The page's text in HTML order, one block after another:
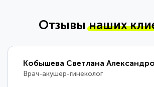
Отзывынаших
Кобышева Светлана
Врач-акушер-гинеколог